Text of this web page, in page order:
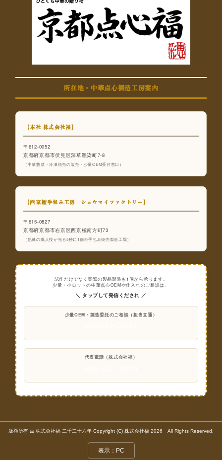
所在地・中華点心製造工房案内
【本社 株式会社福】
〒612-0052
京都府京都市伏見区深草墨染町7-8
（中華惣菜・冷凍焼売の販売・少量OEM受付窓口）
【西京極手包み工房 シュウマイファクトリー】
〒615-0827
京都府京都市右京区西京極南方町73
（熟練の職人技が光る5秒に1個の手包み焼売製造工場）
試作だけでなく実際の製品製造も1個から承ります。
少量・小ロットの中華点心OEMや仕入れのご相談は、
＼ タップして発信くだされ ／
少量OEM・製造委託のご相談（担当直通）
代表電話（株式会社福）
版権所有 ⚖️ 株式会社福 二千二十六年 Copyright (C) 株式会社福 2026 All Rights Reserved.
表示：PC